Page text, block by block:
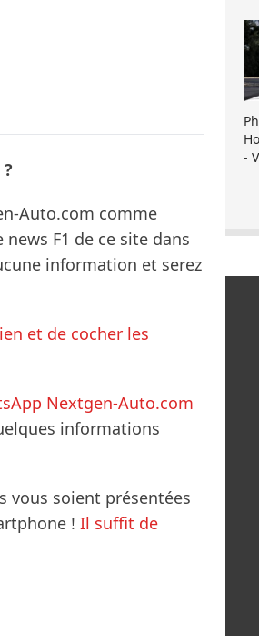
Auto.com comme
F1 de ce site dans
information et serez
et de cocher les
Nextgen-Auto.com
informations
vous soient présentées
! Il suffit de
-